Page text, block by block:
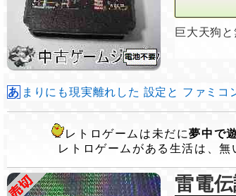
巨大天狗
あまりにも現実離れした 設定と ファミ
レトロゲームは未だに夢中で
レトロゲームがある生活は、
雷電